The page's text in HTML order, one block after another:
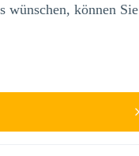
wünschen, können Sie